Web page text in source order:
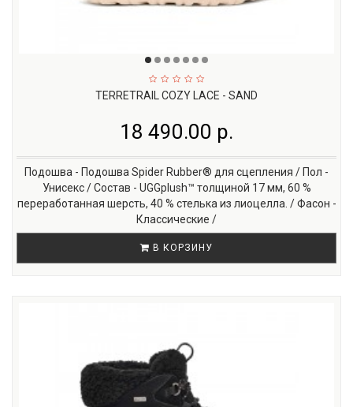
TERRETRAIL COZY LACE - SAND
18 490.00 р.
Подошва - Подошва Spider Rubber® для сцепления / Пол -
Унисекс / Состав - UGGplush™ толщиной 17 мм, 60 %
переработанная шерсть, 40 % стелька из лиоцелла. / Фасон -
Классические /
В КОРЗИНУ